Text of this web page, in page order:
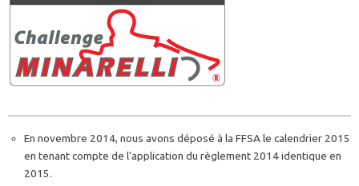
En novembre 2014, nous avons déposé à la FFSA le calendrier 2015
en tenant compte de l’application du règlement 2014 identique en
2015.